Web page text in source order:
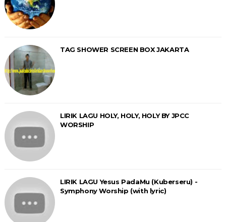
TAG SHOWER SCREEN BOX JAKARTA
LIRIK LAGU HOLY, HOLY, HOLY BY JPCC
WORSHIP
LIRIK LAGU Yesus PadaMu (Kuberseru) -
Symphony Worship (with lyric)